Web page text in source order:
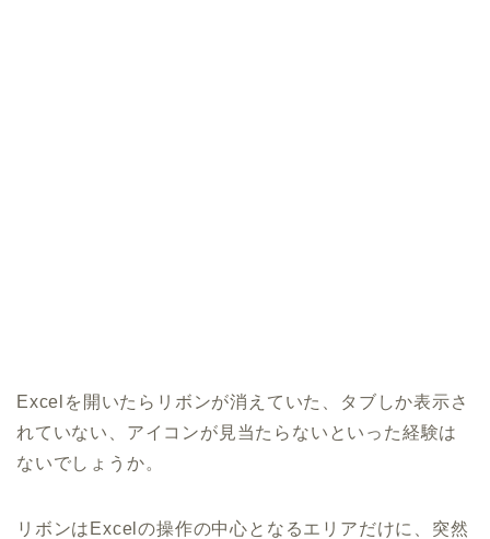
Excelを開いたらリボンが消えていた、タブしか表示さ
れていない、アイコンが見当たらないといった経験は
ないでしょうか。
リボンはExcelの操作の中心となるエリアだけに、突然